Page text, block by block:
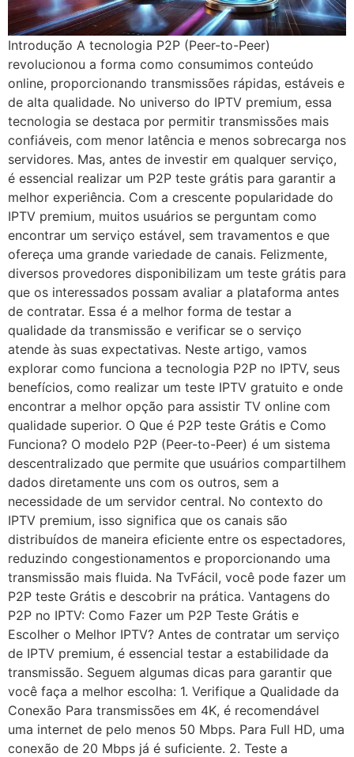
Introdução A tecnologia P2P (Peer-to-Peer)
revolucionou a forma como consumimos conteúdo
online, proporcionando transmissões rápidas, estáveis e
de alta qualidade. No universo do IPTV premium, essa
tecnologia se destaca por permitir transmissões mais
confiáveis, com menor latência e menos sobrecarga nos
servidores. Mas, antes de investir em qualquer serviço,
é essencial realizar um P2P teste grátis para garantir a
melhor experiência. Com a crescente popularidade do
IPTV premium, muitos usuários se perguntam como
encontrar um serviço estável, sem travamentos e que
ofereça uma grande variedade de canais. Felizmente,
diversos provedores disponibilizam um teste grátis para
que os interessados possam avaliar a plataforma antes
de contratar. Essa é a melhor forma de testar a
qualidade da transmissão e verificar se o serviço
atende às suas expectativas. Neste artigo, vamos
explorar como funciona a tecnologia P2P no IPTV, seus
benefícios, como realizar um teste IPTV gratuito e onde
encontrar a melhor opção para assistir TV online com
qualidade superior. O Que é P2P teste Grátis e Como
Funciona? O modelo P2P (Peer-to-Peer) é um sistema
descentralizado que permite que usuários compartilhem
dados diretamente uns com os outros, sem a
necessidade de um servidor central. No contexto do
IPTV premium, isso significa que os canais são
distribuídos de maneira eficiente entre os espectadores,
reduzindo congestionamentos e proporcionando uma
transmissão mais fluida. Na TvFácil, você pode fazer um
P2P teste Grátis e descobrir na prática. Vantagens do
P2P no IPTV: Como Fazer um P2P Teste Grátis e
Escolher o Melhor IPTV? Antes de contratar um serviço
de IPTV premium, é essencial testar a estabilidade da
transmissão. Seguem algumas dicas para garantir que
você faça a melhor escolha: 1. Verifique a Qualidade da
Conexão Para transmissões em 4K, é recomendável
uma internet de pelo menos 50 Mbps. Para Full HD, uma
conexão de 20 Mbps já é suficiente. 2. Teste a